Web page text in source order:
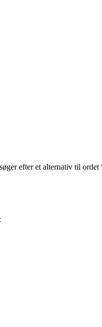
efter et alternativ til ordet